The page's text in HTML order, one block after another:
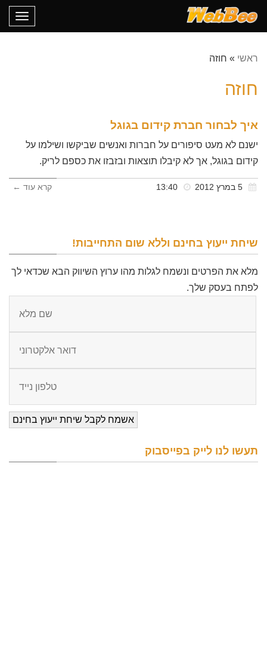
ראשי » חוזה
חוזה
איך לבחור חברת קידום בגוגל
ישנם לא מעט סיפורים על חברות ואנשים שביקשו ושילמו על
קידום בגוגל, אך לא קיבלו תוצאות ובזבזו את כספם לריק.
קרא עוד ←
שיחת ייעוץ בחינם וללא שום התחייבות!
מלא את הפרטים ונשמח לגלות מהו ערוץ השיווק הבא שכדאי לך
לפתח בעסק שלך.
תעשו לנו לייק בפייסבוק